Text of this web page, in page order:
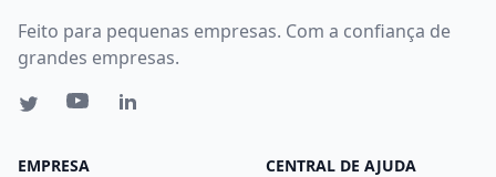
Feito para pequenas empresas. Com a confiança de
grandes empresas.
EMPRESA CENTRAL DE AJUDA